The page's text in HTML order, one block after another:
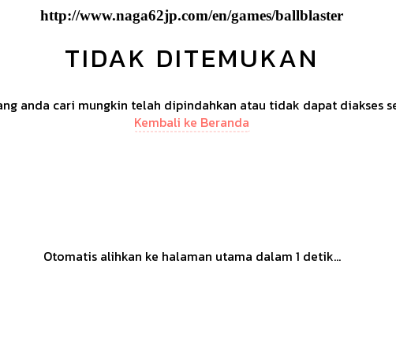
http://www.naga62jp.com/en/games/ballblaster
TIDAK DITEMUKAN
anda cari mungkin telah dipindahkan atau tidak dapat diakses
Kembali ke Beranda
Otomatis alihkan ke halaman utama dalam 1 detik...